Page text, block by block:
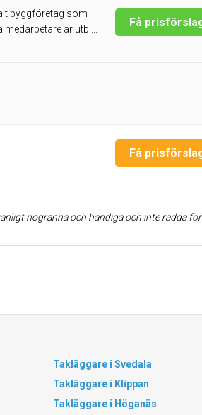
byggföretag som
är utbi...
Få
Få
och händiga och inte rädda för jobba
Takläggare i Svedala
Takläggare i Klippan
Takläggare i Höganäs